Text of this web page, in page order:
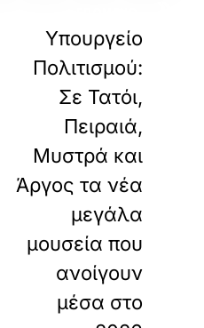
Υπουργείο
Πολιτισμού:
Σε Τατόι,
Πειραιά,
Μυστρά και
Άργος τα νέα
μεγάλα
μουσεία που
ανοίγουν
μέσα στο